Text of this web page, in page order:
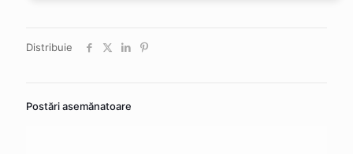
Distribuie
Postări asemănatoare